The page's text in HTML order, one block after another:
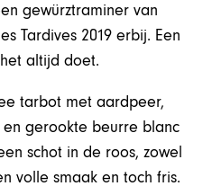
gewürztraminer van
Tardives 2019 erbij. Een
altijd doet.
tarbot met aardpeer,
gerookte beurre blanc
schot in de roos, zowel
volle smaak en toch fris.